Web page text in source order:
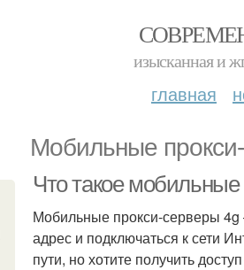
изысканная и
главная
Мобильные
Что такое
Мобильные прокси-серверы 4g
адрес и подключаться к сети
пути, но хотите получить